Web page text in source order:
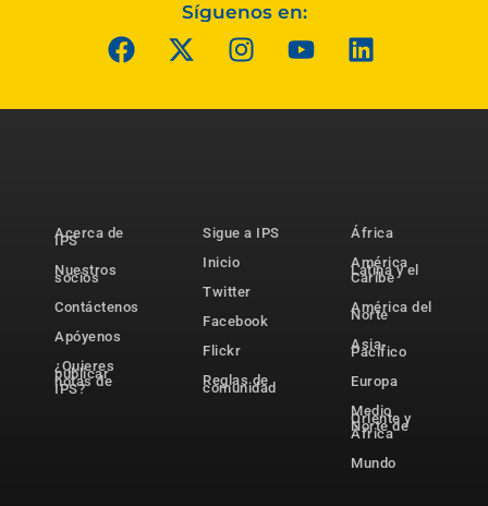
Síguenos en:
Acerca de
IPS
Nuestros
socios
Contáctenos
Apóyenos
¿Quieres
publicar
notas de
IPS?
Sigue a IPS
Inicio
Twitter
Facebook
Flickr
Reglas de
comunidad
África
América
Latina y el
Caribe
América del
Norte
Asia-
Pacífico
Europa
Medio
Oriente y
Norte de
África
Mundo